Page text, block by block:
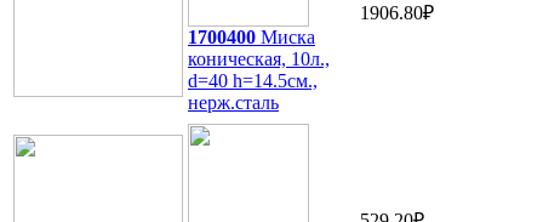
1700400 Миска
коническая, 10л.,
d=40 h=14.5см.,
нерж.сталь
1906.80₽